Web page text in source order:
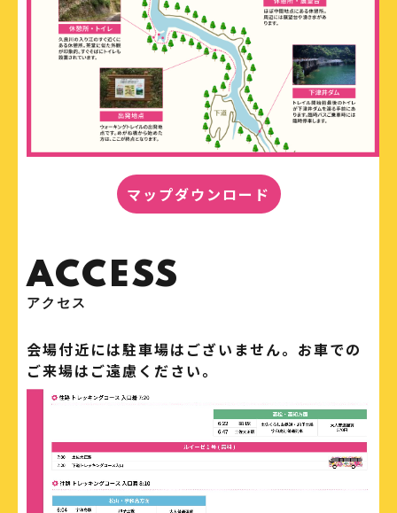
マップダウンロード
ACCESS
アクセス
会場付近には駐車場はございません。お車での
ご来場はご遠慮ください。